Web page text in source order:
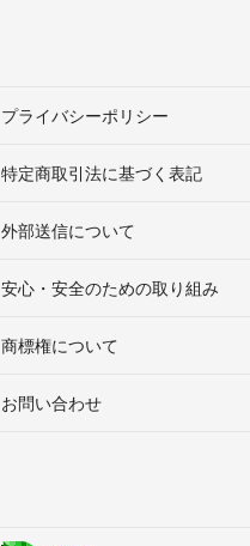
プライバシーポリシー
特定商取引法に基づく表記
外部送信について
安心・安全のための取り組み
商標権について
お問い合わせ